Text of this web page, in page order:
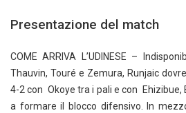
Presentazione del match
COME ARRIVA L’UDINESE –
Thauvin, Touré e Zemura, Runjaic
4-2 con Okoye tra i pali e con Ehizibue,
a formare il blocco difensivo. In